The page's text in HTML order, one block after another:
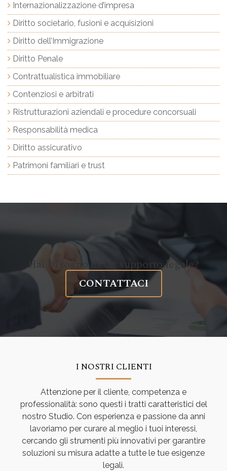
Internazionalizzazione d’impresa
Diritto societario, fusioni e acquisizioni
Diritto dell’Immigrazione
Diritto Penale
Contrattualistica immobiliare
Contenziosi e arbitrati
Ristrutturazioni aziendali e procedure concorsuali
Responsabilità medica
Diritto assicurativo
Patrimoni familiari e trust
Hai Bisogno di un supporto legale?
CONTATTACI
I NOSTRI CLIENTI
Attenzione per il cliente, competenza e
professionalità: sono questi i tratti caratteristici del
nostro Studio. Con esperienza e passione da anni
lavoriamo per curare al meglio i tuoi interessi,
cercando gli strumenti più innovativi per garantire
soluzioni su misura adatte a tutte le tue esigenze
legali.